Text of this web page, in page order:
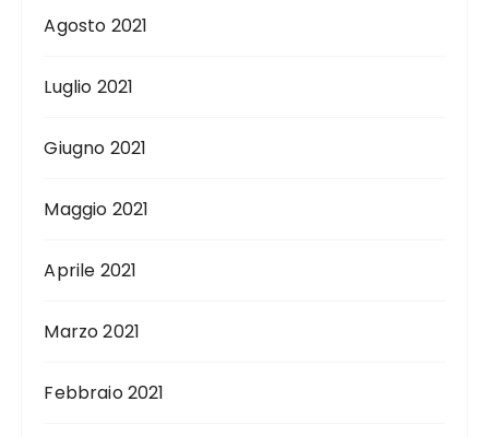
Agosto 2021
Luglio 2021
Giugno 2021
Maggio 2021
Aprile 2021
Marzo 2021
Febbraio 2021